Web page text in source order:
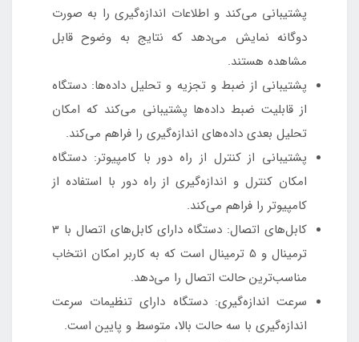
پشتیبانی می‌کند و اطلاعات اندازه‌گیری را به صورت
دوگانه نمایش می‌دهد که نتایج به وضوح قابل
مشاهده هستند.
پشتیبانی از ضبط و تجزیه و تحلیل داده‌ها: دستگاه
از قابلیت ضبط داده‌ها پشتیبانی می‌کند که امکان
تحلیل بعدی داده‌های اندازه‌گیری را فراهم می‌کند.
پشتیبانی از کنترل از راه دور با کامپیوتر: دستگاه
امکان کنترل و اندازه‌گیری از راه دور با استفاده از
کامپیوتر را فراهم می‌کند.
کابل‌های اتصال: دستگاه دارای کابل‌های اتصال با 3
ترمینال و 5 ترمینال است که به کاربر امکان انتخاب
مناسب‌ترین حالت اتصال را می‌دهد.
سرعت اندازه‌گیری: دستگاه دارای تنظیمات سرعت
اندازه‌گیری با سه حالت بالا، متوسط و پایین است.